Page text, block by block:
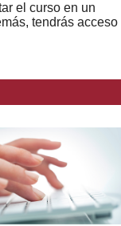
el curso en un
tendrás acceso